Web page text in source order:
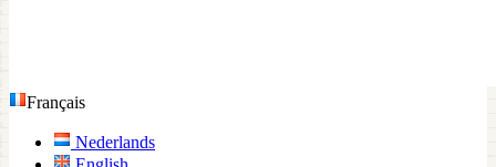
Français
Nederlands